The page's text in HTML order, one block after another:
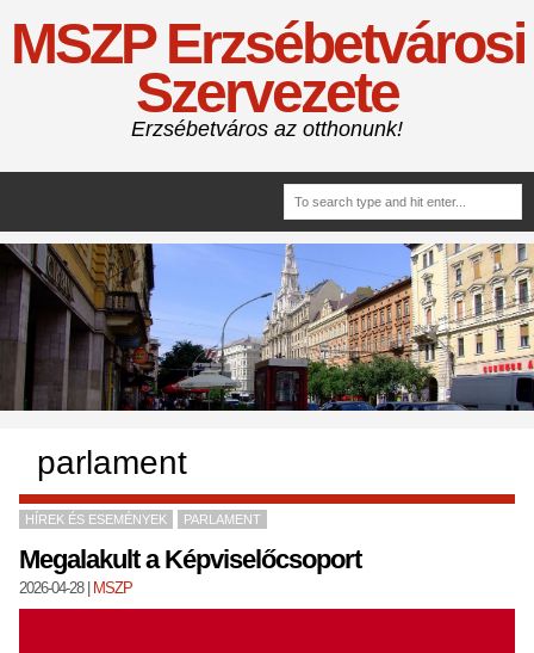
MSZP Erzsébetvárosi
Szervezete
Erzsébetváros az otthonunk!
parlament
HÍREK ÉS ESEMÉNYEK PARLAMENT
Megalakult a Képviselőcsoport
2026-04-28| MSZP